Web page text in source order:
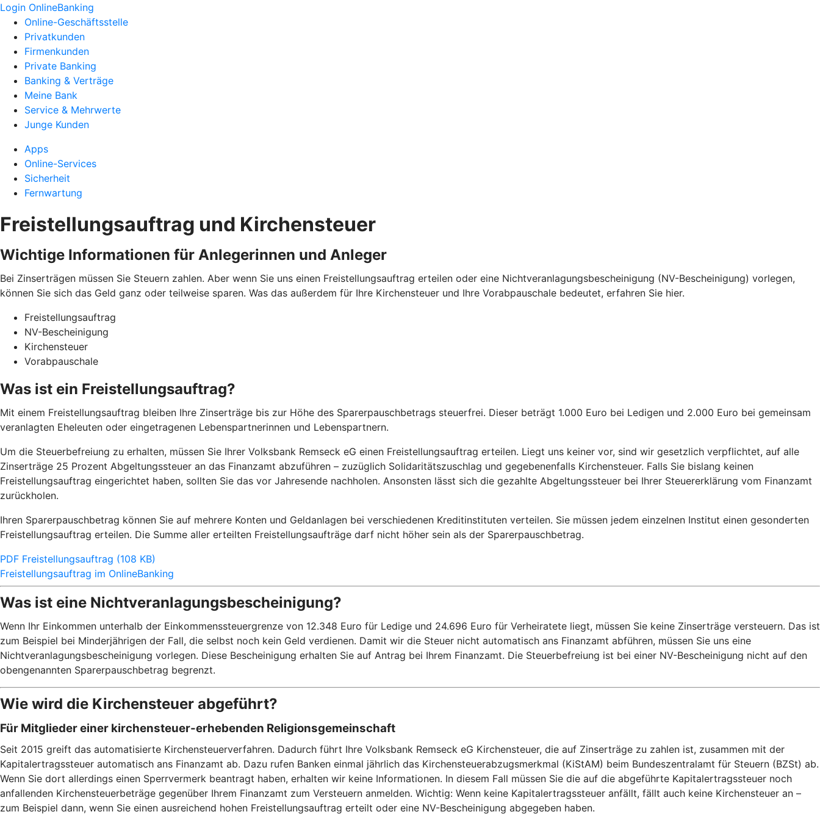
Login OnlineBanking
Online-Geschäftsstelle
Privatkunden
Firmenkunden
Private Banking
Banking & Verträge
Meine Bank
Service & Mehrwerte
Junge Kunden
Apps
Online-Services
Sicherheit
Fernwartung
Freistellungsauftrag und Kirchensteuer
Wichtige Informationen für Anlegerinnen und Anleger
Bei Zinserträgen müssen Sie Steuern zahlen. Aber wenn Sie uns einen Freistellungsauftrag erteilen oder eine Nichtveranlagungsbescheinigung (NV-Bescheinigung) vorlegen,
können Sie sich das Geld ganz oder teilweise sparen. Was das außerdem für Ihre Kirchensteuer und Ihre Vorabpauschale bedeutet, erfahren Sie hier.
Freistellungsauftrag
NV-Bescheinigung
Kirchensteuer
Vorabpauschale
Was ist ein Freistellungsauftrag?
Mit einem Freistellungsauftrag bleiben Ihre Zinserträge bis zur Höhe des Sparerpauschbetrags steuerfrei. Dieser beträgt 1.000 Euro bei Ledigen und 2.000 Euro bei gemeinsam
veranlagten Eheleuten oder eingetragenen Lebenspartnerinnen und Lebenspartnern.
Um die Steuerbefreiung zu erhalten, müssen Sie Ihrer Volksbank Remseck eG einen Freistellungsauftrag erteilen. Liegt uns keiner vor, sind wir gesetzlich verpflichtet, auf alle
Zinserträge 25 Prozent Abgeltungssteuer an das Finanzamt abzuführen – zuzüglich Solidaritätszuschlag und gegebenenfalls Kirchensteuer. Falls Sie bislang keinen
Freistellungsauftrag eingerichtet haben, sollten Sie das vor Jahresende nachholen. Ansonsten lässt sich die gezahlte Abgeltungssteuer bei Ihrer Steuererklärung vom Finanzamt
zurückholen.
Ihren Sparerpauschbetrag können Sie auf mehrere Konten und Geldanlagen bei verschiedenen Kreditinstituten verteilen. Sie müssen jedem einzelnen Institut einen gesonderten
Freistellungsauftrag erteilen. Die Summe aller erteilten Freistellungsaufträge darf nicht höher sein als der Sparerpauschbetrag.
PDF Freistellungsauftrag (108 KB)
Freistellungsauftrag im OnlineBanking
Was ist eine Nichtveranlagungsbescheinigung?
Wenn Ihr Einkommen unterhalb der Einkommenssteuergrenze von 12.348 Euro für Ledige und 24.696 Euro für Verheiratete liegt, müssen Sie keine Zinserträge versteuern. Das ist
zum Beispiel bei Minderjährigen der Fall, die selbst noch kein Geld verdienen. Damit wir die Steuer nicht automatisch ans Finanzamt abführen, müssen Sie uns eine
Nichtveranlagungsbescheinigung vorlegen. Diese Bescheinigung erhalten Sie auf Antrag bei Ihrem Finanzamt. Die Steuerbefreiung ist bei einer NV-Bescheinigung nicht auf den
obengenannten Sparerpauschbetrag begrenzt.
Wie wird die Kirchensteuer abgeführt?
Für Mitglieder einer kirchensteuer-erhebenden Religionsgemeinschaft
Seit 2015 greift das automatisierte Kirchensteuerverfahren. Dadurch führt Ihre Volksbank Remseck eG Kirchensteuer, die auf Zinserträge zu zahlen ist, zusammen mit der
Kapitalertragssteuer automatisch ans Finanzamt ab. Dazu rufen Banken einmal jährlich das Kirchensteuerabzugsmerkmal (KiStAM) beim Bundeszentralamt für Steuern (BZSt) ab.
Wenn Sie dort allerdings einen Sperrvermerk beantragt haben, erhalten wir keine Informationen. In diesem Fall müssen Sie die auf die abgeführte Kapitalertragssteuer noch
anfallenden Kirchensteuerbeträge gegenüber Ihrem Finanzamt zum Versteuern anmelden. Wichtig: Wenn keine Kapitalertragssteuer anfällt, fällt auch keine Kirchensteuer an –
zum Beispiel dann, wenn Sie einen ausreichend hohen Freistellungsauftrag erteilt oder eine NV-Bescheinigung abgegeben haben.